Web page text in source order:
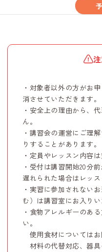
・対象者以外の方がお
消させていただきます。
・安全上の理由から、
ん。
・講習会の運営にご理
りすることがあります。
・定員やレッスン内容
・受付は講習開始20分
遅れられた場合はレッ
・実習に参加されない
む）は講習室にお入りい
・食物アレルギーのあ
い。
使用食材についてはお
材料の代替対応、器